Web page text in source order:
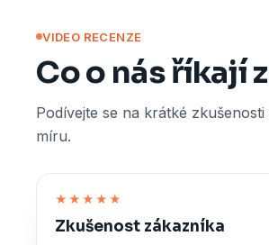
VIDEO RECENZE
Co o nás říkají
Podívejte se na krátké
míru.
★★★★★
Zkušenost zákazníka